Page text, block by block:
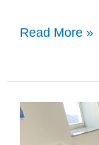
Read More »
Tabor